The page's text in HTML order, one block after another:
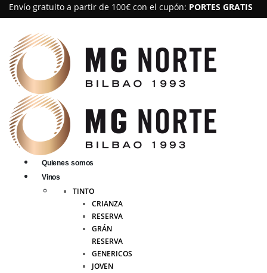
Envío gratuito a partir de 100€ con el cupón: PORTES GRATIS
Quienes somos
Vinos
TINTO
CRIANZA
RESERVA
GRÁN
RESERVA
GENERICOS
JOVEN